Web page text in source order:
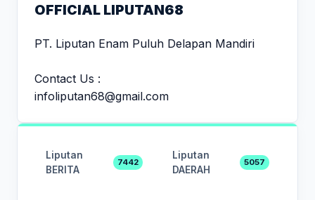
OFFICIAL LIPUTAN68
PT. Liputan Enam Puluh Delapan Mandiri
Contact Us :
infoliputan68@gmail.com
Liputan
BERITA
7442
Liputan
DAERAH
5057